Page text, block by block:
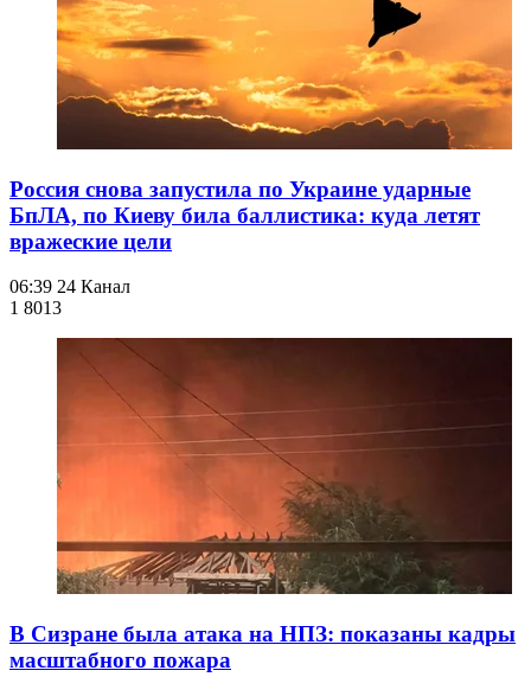
Россия снова запустила по Украине ударные
БпЛА, по Киеву била баллистика: куда летят
вражеские цели
06:39 24 Канал
1 8013
В Сизране была атака на НПЗ: показаны кадры
масштабного пожара